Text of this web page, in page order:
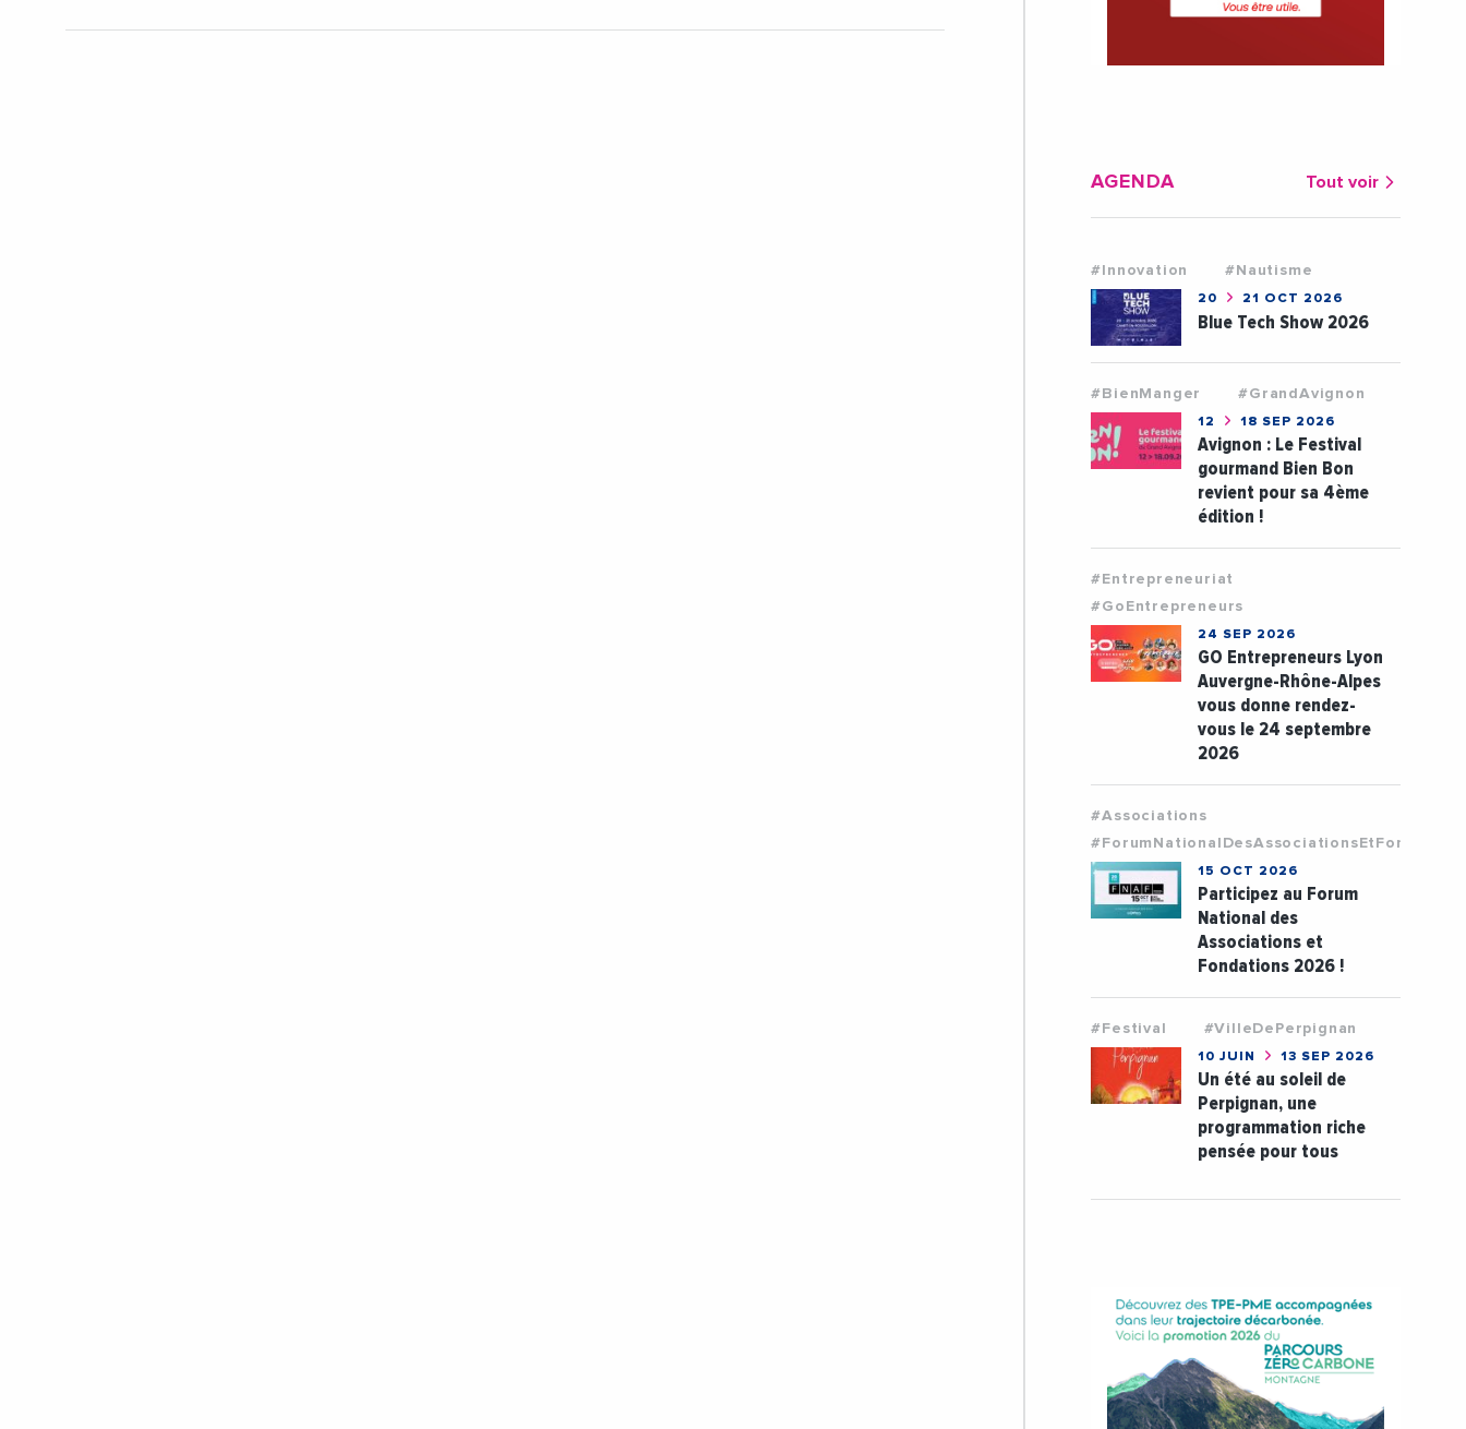
AGENDA Tout voir
#Innovation #Nautisme
20 21 OCT 2026
Blue Tech Show 2026
#BienManger #GrandAvignon
12 18 SEP 2026
Avignon : Le Festival
gourmand Bien Bon
revient pour sa 4ème
édition !
#Entrepreneuriat
#GoEntrepreneurs
24 SEP 2026
GO Entrepreneurs Lyon
Auvergne-Rhône-Alpes
vous donne rendez-
vous le 24 septembre
2026
#Associations
15 OCT 2026
Participez au Forum
National des
Associations et
Fondations 2026 !
#Festival #VilleDePerpignan
10 JUIN 13 SEP 2026
Un été au soleil de
Perpignan, une
programmation riche
pensée pour tous